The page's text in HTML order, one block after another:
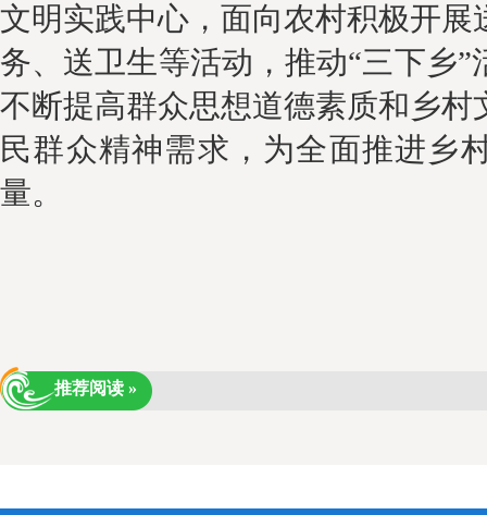
文明实践中心，面向农村积极开展
务、送卫生等活动，推动“三下乡”
不断提高群众思想道德素质和乡村
民群众精神需求，为全面推进乡
量。
推荐阅读 »